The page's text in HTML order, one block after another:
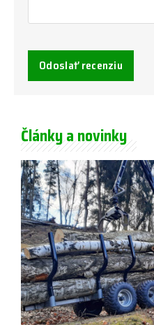
Odoslať recenziu
Články a novinky